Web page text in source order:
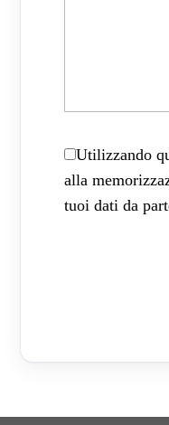
Utilizzando
alla
tuoi dati da